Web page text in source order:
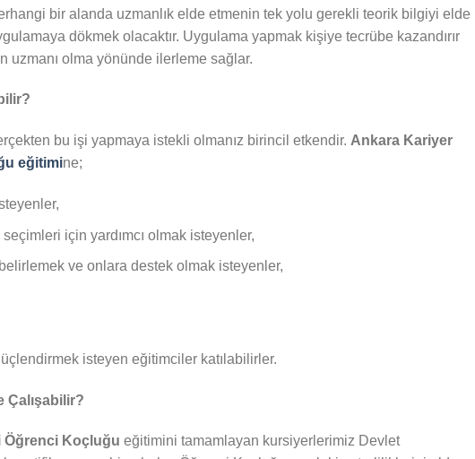
bir alanda uzmanlık elde etmenin tek yolu gerekli teorik bilgiyi elde
dökmek olacaktır. Uygulama yapmak kişiye tecrübe kazandırır
uzmanı olma yönünde ilerleme sağlar.
bu işi yapmaya istekli olmanız birincil etkendir. Ankara Kariyer
eğitimine;
için yardımcı olmak isteyenler,
ve onlara destek olmak isteyenler,
isteyen eğitimciler katılabilirler.
Çalışabilir?
Koçluğu eğitimini tamamlayan kursiyerlerimiz Devlet